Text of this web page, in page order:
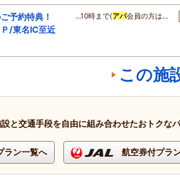
予約特典！
/東名IC至近
…10時まで(アパ会員の方は…
この施
設と交通手段を自由に組み合わせたおトクな
ラン一覧へ 航空券付プラ